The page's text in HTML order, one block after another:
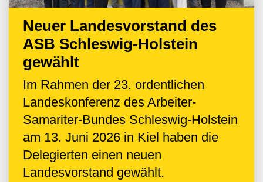
Neuer Landesvorstand des
ASB Schleswig-Holstein
gewählt
Im Rahmen der 23. ordentlichen
Landeskonferenz des Arbeiter-
Samariter-Bundes Schleswig-Holstein
am 13. Juni 2026 in Kiel haben die
Delegierten einen neuen
Landesvorstand gewählt.